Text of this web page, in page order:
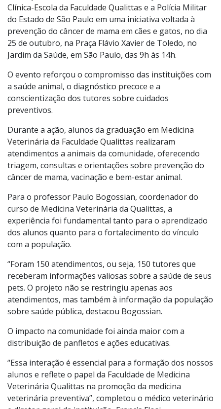
Clínica-Escola da Faculdade Qualittas e a Polícia Militar
do Estado de São Paulo em uma iniciativa voltada à
prevenção do câncer de mama em cães e gatos, no dia
25 de outubro, na Praça Flávio Xavier de Toledo, no
Jardim da Saúde, em São Paulo, das 9h às 14h.
O evento reforçou o compromisso das instituições com
a saúde animal, o diagnóstico precoce e a
conscientização dos tutores sobre cuidados
preventivos.
Durante a ação, alunos da graduação em Medicina
Veterinária da Faculdade Qualittas realizaram
atendimentos a animais da comunidade, oferecendo
triagem, consultas e orientações sobre prevenção do
câncer de mama, vacinação e bem-estar animal.
Para o professor Paulo Bogossian, coordenador do
curso de Medicina Veterinária da Qualittas, a
experiência foi fundamental tanto para o aprendizado
dos alunos quanto para o fortalecimento do vínculo
com a população.
“Foram 150 atendimentos, ou seja, 150 tutores que
receberam informações valiosas sobre a saúde de seus
pets. O projeto não se restringiu apenas aos
atendimentos, mas também à informação da população
sobre saúde pública, destacou Bogossian.
O impacto na comunidade foi ainda maior com a
distribuição de panfletos e ações educativas.
“Essa interação é essencial para a formação dos nossos
alunos e reflete o papel da Faculdade de Medicina
Veterinária Qualittas na promoção da medicina
veterinária preventiva”, completou o médico veterinário